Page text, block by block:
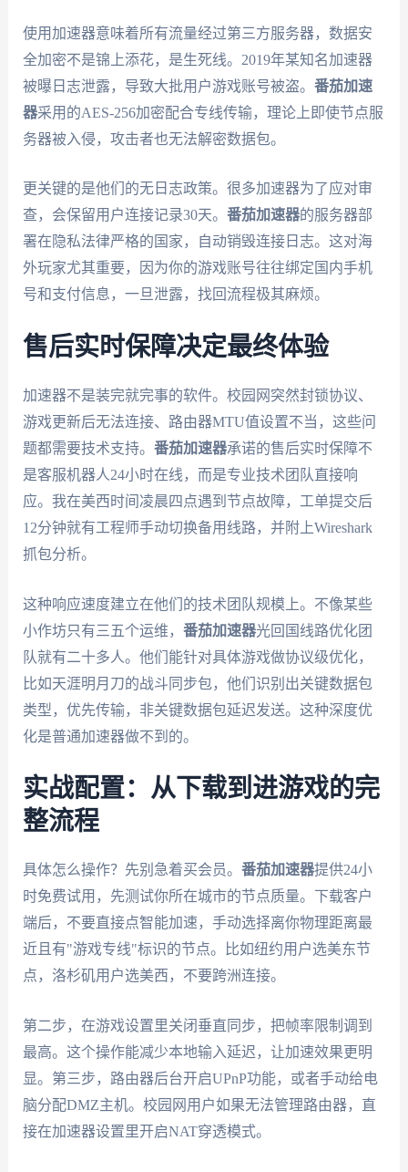
使用加速器意味着所有流量经过第三方服务器，数据安
全加密不是锦上添花，是生死线。2019年某知名加速器
被曝日志泄露，导致大批用户游戏账号被盗。 番茄加速
器采用的AES-256加密配合专线传输，理论上即使节点服
务器被入侵，攻击者也无法解密数据包。
更关键的是他们的无日志政策。很多加速器为了应对审
查，会保留用户连接记录30天。 番茄加速器的服务器部
署在隐私法律严格的国家，自动销毁连接日志。这对海
外玩家尤其重要，因为你的游戏账号往往绑定国内手机
号和支付信息，一旦泄露，找回流程极其麻烦。
售后实时保障决定最终体验
加速器不是装完就完事的软件。校园网突然封锁协议、
游戏更新后无法连接、路由器MTU值设置不当，这些问
题都需要技术支持。 番茄加速器承诺的售后实时保障不
是客服机器人24小时在线，而是专业技术团队直接响
应。我在美西时间凌晨四点遇到节点故障，工单提交后
12分钟就有工程师手动切换备用线路，并附上Wireshark
抓包分析。
这种响应速度建立在他们的技术团队规模上。不像某些
小作坊只有三五个运维， 番茄加速器光回国线路优化团
队就有二十多人。他们能针对具体游戏做协议级优化，
比如天涯明月刀的战斗同步包，他们识别出关键数据包
类型，优先传输，非关键数据包延迟发送。这种深度优
化是普通加速器做不到的。
实战配置：从下载到进游戏的完
整流程
具体怎么操作？先别急着买会员。 番茄加速器提供24小
时免费试用，先测试你所在城市的节点质量。下载客户
端后，不要直接点智能加速，手动选择离你物理距离最
近且有"游戏专线"标识的节点。比如纽约用户选美东节
点，洛杉矶用户选美西，不要跨洲连接。
第二步，在游戏设置里关闭垂直同步，把帧率限制调到
最高。这个操作能减少本地输入延迟，让加速效果更明
显。第三步，路由器后台开启UPnP功能，或者手动给电
脑分配DMZ主机。校园网用户如果无法管理路由器，直
接在加速器设置里开启NAT穿透模式。